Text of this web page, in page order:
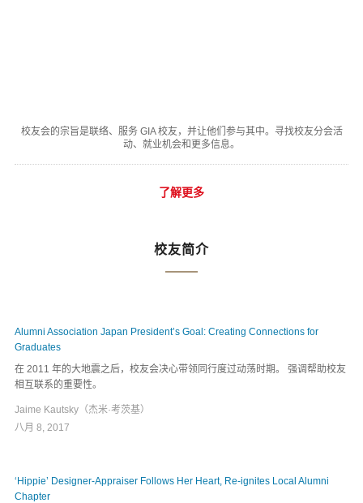
校友会的宗旨是联络、服务 GIA 校友，并让他们参与其中。寻找校友分会活
动、就业机会和更多信息。
了解更多
校友简介
Alumni Association Japan President’s Goal: Creating Connections for
Graduates
在 2011 年的大地震之后，校友会决心带领同行度过动荡时期。 强调帮助校友
相互联系的重要性。
Jaime Kautsky（杰米·考茨基）
八月 8, 2017
‘Hippie’ Designer-Appraiser Follows Her Heart, Re-ignites Local Alumni
Chapter